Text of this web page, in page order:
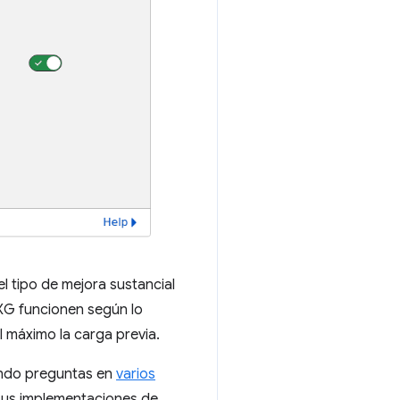
tipo de mejora sustancial
funcionen según lo
la carga previa.
preguntas en varios